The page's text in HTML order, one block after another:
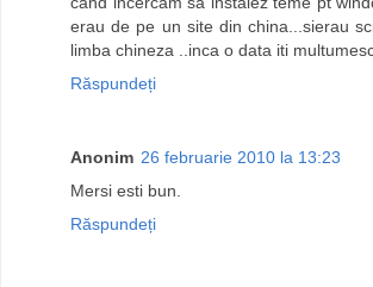
erau de pe un site din china...sierau
limba chineza ..inca o data iti
Răspundeți
Anonim 26 februarie 2010 la 13:23
Mersi esti bun.
Răspundeți